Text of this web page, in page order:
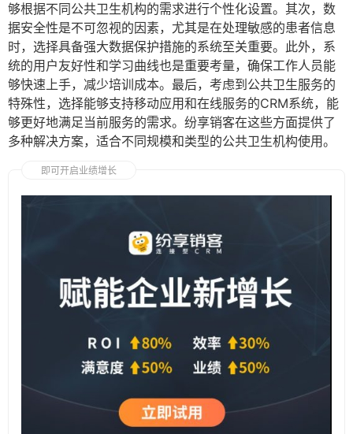
够根据不同公共卫生机构的需求进行个性化设置。其次，数
据安全性是不可忽视的因素，尤其是在处理敏感的患者信息
时，选择具备强大数据保护措施的系统至关重要。此外，系
统的用户友好性和学习曲线也是重要考量，确保工作人员能
够快速上手，减少培训成本。最后，考虑到公共卫生服务的
特殊性，选择能够支持移动应用和在线服务的CRM系统，能
够更好地满足当前服务的需求。纷享销客在这些方面提供了
多种解决方案，适合不同规模和类型的公共卫生机构使用。
即可开启业绩增长